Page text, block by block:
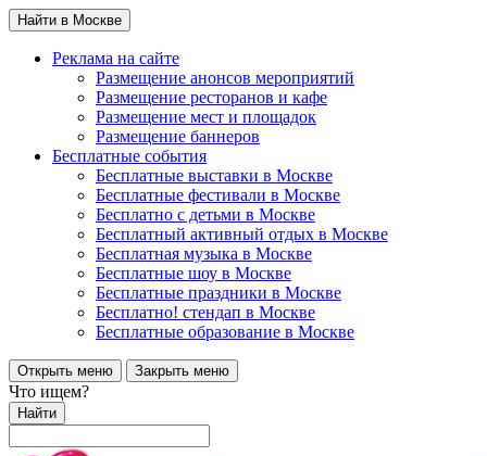
Найти в Москве
Реклама на сайте
Размещение анонсов мероприятий
Размещение ресторанов и кафе
Размещение мест и площадок
Размещение баннеров
Бесплатные события
Бесплатные выставки в Москве
Бесплатные фестивали в Москве
Бесплатно с детьми в Москве
Бесплатный активный отдых в Москве
Бесплатная музыка в Москве
Бесплатные шоу в Москве
Бесплатные праздники в Москве
Бесплатно! стендап в Москве
Бесплатные образование в Москве
Открыть меню Закрыть меню
Что ищем?
Найти